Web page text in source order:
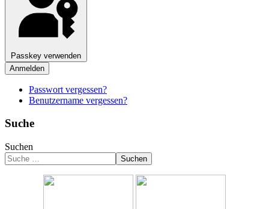
Passkey verwenden
Anmelden
Passwort vergessen?
Benutzername vergessen?
Suche
Suchen
Suchen